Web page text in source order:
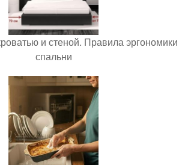
и стеной. Правила эргономики
спальни